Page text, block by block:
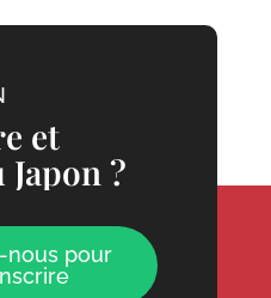
et
?
nous pour